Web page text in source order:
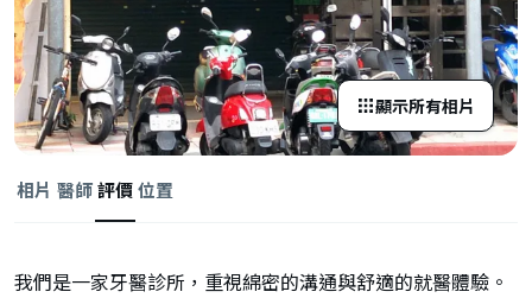
顯示所有相片
相片 醫師評價位置
我們是一家牙醫診所，重視綿密的溝通與舒適的就醫體驗。